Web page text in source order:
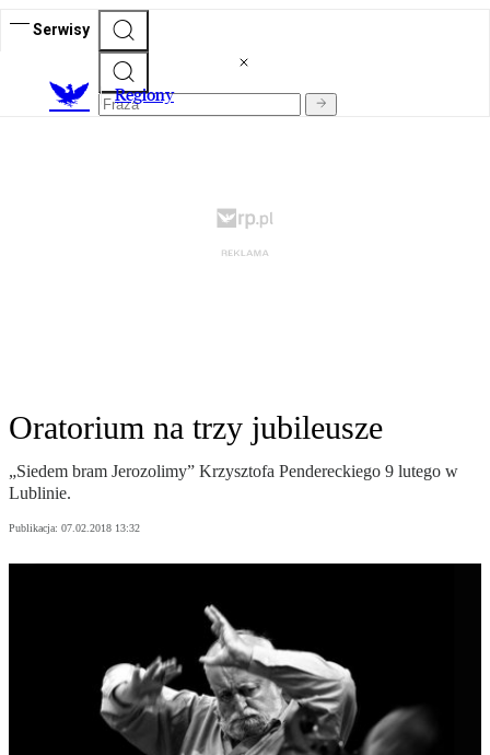
Serwisy
Regiony
Oratorium na trzy jubileusze
„Siedem bram Jerozolimy” Krzysztofa Pendereckiego 9 lutego w
Lublinie.
Publikacja: 07.02.2018 13:32